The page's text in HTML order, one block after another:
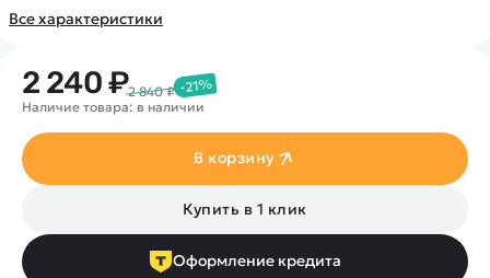
Все характеристики
2 240 ₽2 840 ₽ -21%
Наличие товара: в наличии
В корзину
Купить в 1 клик
Оформление кредита